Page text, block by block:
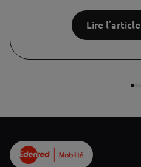
Lire l’article